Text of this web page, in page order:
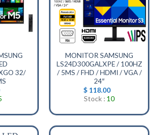
32/
MONITOR SAMSUNG
LS24D300GALXPE / 100HZ
/ 5MS / FHD / HDMI / VGA /
24″
$118.00
Stock : 10